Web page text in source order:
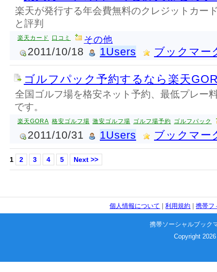
楽天が発行する年会費無料のクレジットカー
と評判
楽天カード 口コミ その他
2011/10/18 1Users ブックマー
ゴルフパック予約するなら楽天
全国ゴルフ場を格安ネット予約、最低プレー
です。
楽天GORA 格安ゴルフ場 激安ゴルフ場 ゴルフ場予約 ゴルフパック
2011/10/31 1Users ブックマー
1 2 3 4 5 Next >>
個人情報について |利用規約 |携帯フ
携帯ソーシャルブック
Copyright